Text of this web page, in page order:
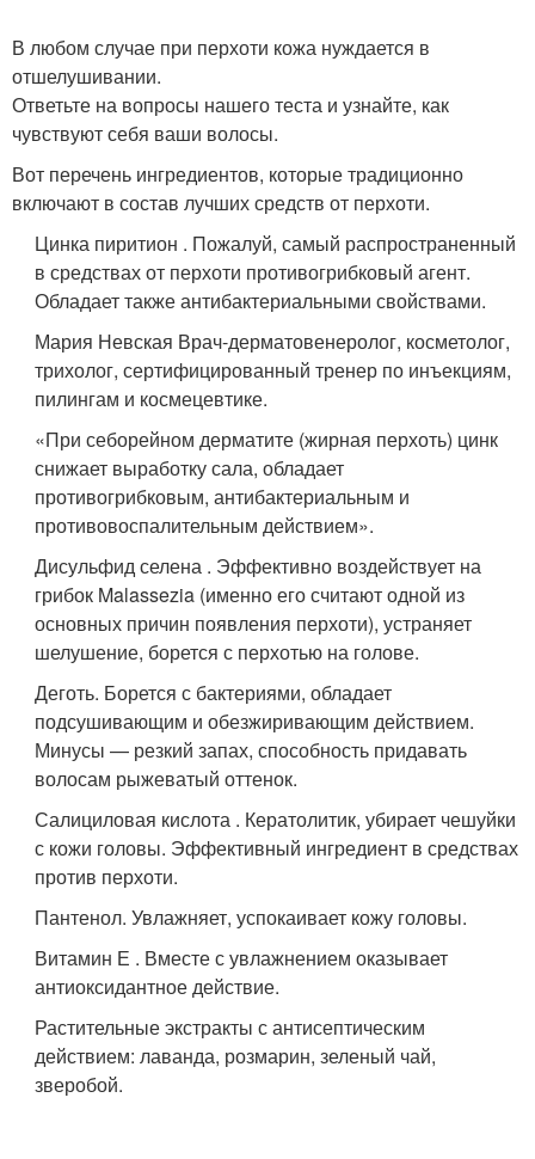
В любом случае при перхоти кожа нуждается в
отшелушивании.
Ответьте на вопросы нашего теста и узнайте, как
чувствуют себя ваши волосы.
Вот перечень ингредиентов, которые традиционно
включают в состав лучших средств от перхоти.
Цинка пиритион . Пожалуй, самый распространенный
в средствах от перхоти противогрибковый агент.
Обладает также антибактериальными свойствами.
Мария Невская Врач-дерматовенеролог, косметолог,
трихолог, сертифицированный тренер по инъекциям,
пилингам и космецевтике.
«При себорейном дерматите (жирная перхоть) цинк
снижает выработку сала, обладает
противогрибковым, антибактериальным и
противовоспалительным действием».
Дисульфид селена . Эффективно воздействует на
грибок Malassezia (именно его считают одной из
основных причин появления перхоти), устраняет
шелушение, борется с перхотью на голове.
Деготь. Борется с бактериями, обладает
подсушивающим и обезжиривающим действием.
Минусы — резкий запах, способность придавать
волосам рыжеватый оттенок.
Салициловая кислота . Кератолитик, убирает чешуйки
с кожи головы. Эффективный ингредиент в средствах
против перхоти.
Пантенол. Увлажняет, успокаивает кожу головы.
Витамин Е . Вместе с увлажнением оказывает
антиоксидантное действие.
Растительные экстракты с антисептическим
действием: лаванда, розмарин, зеленый чай,
зверобой.